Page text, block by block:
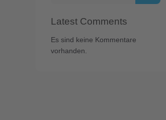
Latest Comments
Es sind keine Kommentare
vorhanden.